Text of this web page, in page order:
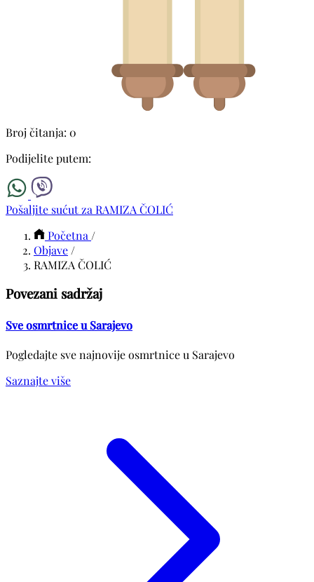
Broj čitanja: 0
Podijelite putem:
Pošaljite sućut za RAMIZA ČOLIĆ
Početna /
Objave /
RAMIZA ČOLIĆ
Povezani sadržaj
Sve osmrtnice u Sarajevo
Pogledajte sve najnovije osmrtnice u Sarajevo
Saznajte više